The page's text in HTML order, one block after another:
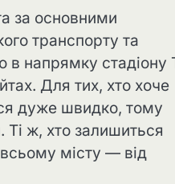
за основними
транспорту та
в напрямку стадіону
Для тих, хто хоче
дуже швидко, тому
Ті ж, хто залишиться
місту — від